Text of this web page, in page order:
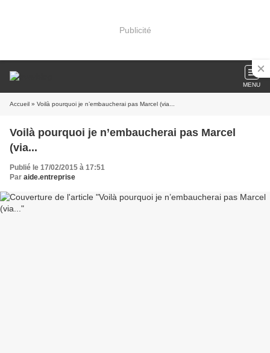
Publicité
MENU
Accueil » Voilà pourquoi je n’embaucherai pas Marcel (via...
Voilà pourquoi je n’embaucherai pas Marcel
(via...
Publié le 17/02/2015 à 17:51
Par aide.entreprise